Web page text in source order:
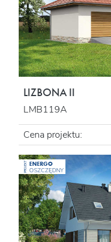
LIZBONA II
LMB119A
Cena projektu:
PROJEKT ENERGO
OSZCZĘDNY